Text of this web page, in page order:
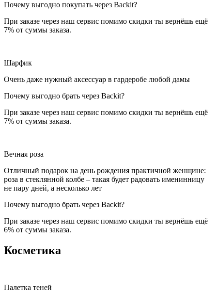
Почему выгодно покупать через Backit?
При заказе через наш сервис помимо скидки ты вернёшь ещё
7% от суммы заказа.
Шарфик
Очень даже нужный аксессуар в гардеробе любой дамы
Почему выгодно брать через Backit?
При заказе через наш сервис помимо скидки ты вернёшь ещё
7% от суммы заказа.
Вечная роза
Отличный подарок на день рождения практичной женщине:
роза в стеклянной колбе – такая будет радовать именинницу
не пару дней, а несколько лет
Почему выгодно брать через Backit?
При заказе через наш сервис помимо скидки ты вернёшь ещё
6% от суммы заказа.
Косметика
Палетка теней